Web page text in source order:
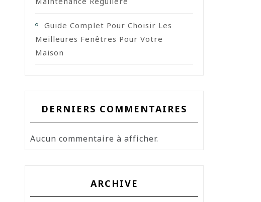
Guide Complet Pour Choisir Les
Meilleures Fenêtres Pour Votre
Maison
DERNIERS COMMENTAIRES
Aucun commentaire à afficher.
ARCHIVE